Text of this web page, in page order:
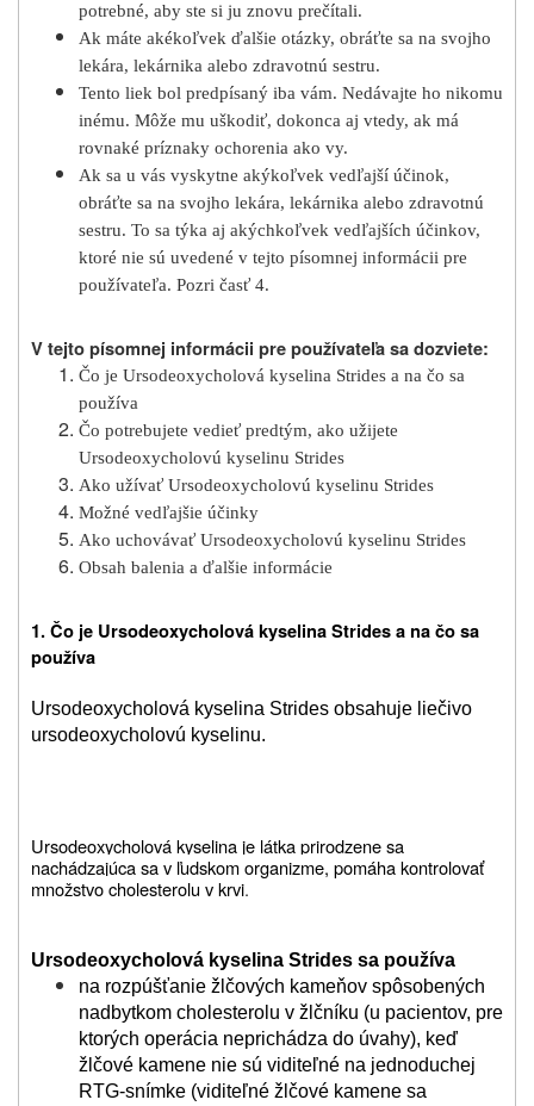
potrebné, aby ste si ju znovu prečítali.
Ak máte akékoľvek ďalšie otázky, obráťte sa na svojho
lekára, lekárnika alebo zdravotnú sestru.
Tento liek bol predpísaný iba vám. Nedávajte ho nikomu
inému. Môže mu uškodiť, dokonca aj vtedy, ak má
rovnaké príznaky ochorenia ako vy.
Ak sa u vás vyskytne akýkoľvek vedľajší účinok,
obráťte sa na svojho lekára, lekárnika alebo zdravotnú
sestru. To sa týka aj akýchkoľvek vedľajších účinkov,
ktoré nie sú uvedené v tejto písomnej informácii pre
používateľa. Pozri časť 4.
V tejto písomnej informácii pre používateľa sa dozviete:
Čo je Ursodeoxycholová kyselina Strides a na čo sa
používa
Čo potrebujete vedieť predtým, ako užijete
Ursodeoxycholovú kyselinu Strides
Ako užívať Ursodeoxycholovú kyselinu Strides
Možné vedľajšie účinky
Ako uchovávať Ursodeoxycholovú kyselinu Strides
Obsah balenia a ďalšie informácie
1. Čo je Ursodeoxycholová kyselina Strides a na čo sa
používa
Ursodeoxycholová kyselina Strides obsahuje liečivo
ursodeoxycholovú kyselinu.
Ursodeoxycholová kyselina je látka prirodzene sa
nachádzajúca sa v ľudskom organizme, pomáha kontrolovať
množstvo cholesterolu v krvi.
Ursodeoxycholová kyselina Strides sa používa
na rozpúšťanie žlčových kameňov spôsobených
nadbytkom cholesterolu v žlčníku (u pacientov, pre
ktorých operácia neprichádza do úvahy), keď
žlčové kamene nie sú viditeľné na jednoduchej
RTG-snímke (viditeľné žlčové kamene sa